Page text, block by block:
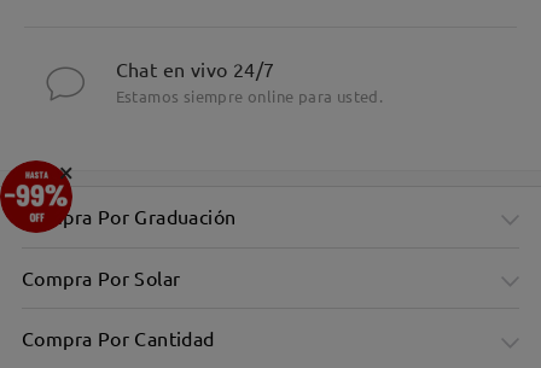
Chat en vivo 24/7
Estamos siempre online para usted.
Compra Por Graduación
Compra Por Solar
Compra Por Cantidad
×